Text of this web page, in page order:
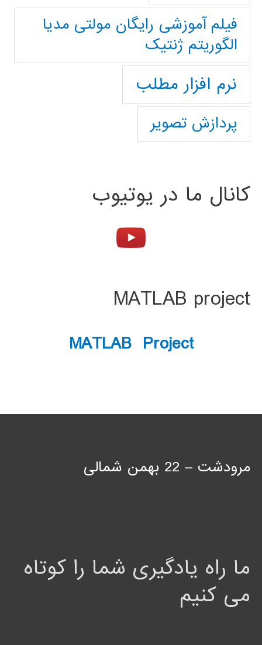
فیلم آموزشی رایگان مولتی مدیا
الگوریتم ژنتیک
نرم افزار مطلب
پردازش تصویر
کانال ما در یوتیوب
MATLAB project
MATLAB Project
مرودشت – 22 بهمن شمالی
ما راه یادگیری شما را کوتاه
می کنیم